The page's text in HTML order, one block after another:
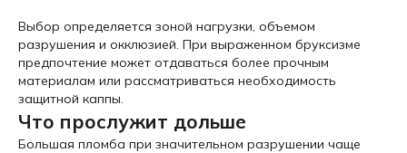
Выбор определяется зоной нагрузки, объемом
разрушения и окклюзией. При выраженном бруксизме
предпочтение может отдаваться более прочным
материалам или рассматриваться необходимость
защитной каппы.
Что прослужит дольше
Большая пломба при значительном разрушении чаще